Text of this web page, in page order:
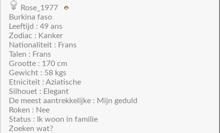
Rose_1977
Burkina faso
Leeftijd : 49 ans
Zodiac : Kanker
Nationaliteit : Frans
Talen : Frans
Grootte : 170 cm
Gewicht : 58 kgs
Etniciteit : Aziatische
Silhouet : Elegant
De meest aantrekkelijke : Mijn geduld
Roken : Nee
Status : Ik woon in familie
Zoeken wat?